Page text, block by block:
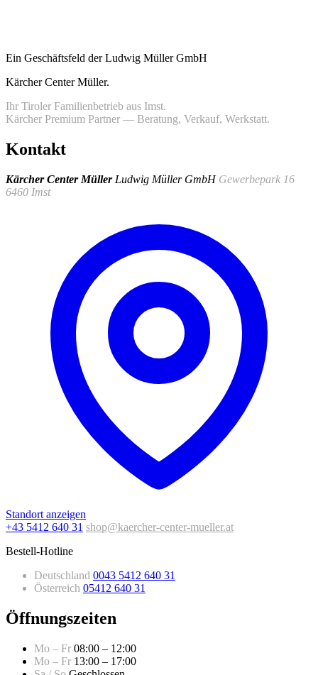
Ein Geschäftsfeld der Ludwig Müller GmbH
Kärcher Center Müller.
Ihr Tiroler Familienbetrieb aus Imst.
Kärcher Premium Partner — Beratung, Verkauf, Werkstatt.
Kontakt
Kärcher Center Müller Ludwig Müller GmbH Gewerbepark 16
6460 Imst
Standort anzeigen
+43 5412 640 31 shop@kaercher-center-mueller.at
Bestell-Hotline
Deutschland 0043 5412 640 31
Österreich 05412 640 31
Öffnungszeiten
Mo – Fr 08:00 – 12:00
Mo – Fr 13:00 – 17:00